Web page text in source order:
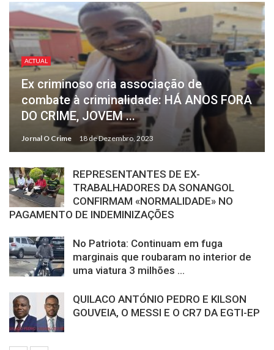
ACTUAL
Ex criminoso cria associação de
combate à criminalidade: HÁ ANOS FORA
DO CRIME, JOVEM ...
Jornal O Crime 18 de Dezembro, 2023
REPRESENTANTES DE EX-
TRABALHADORES DA SONANGOL
CONFIRMAM «NORMALIDADE» NO
PAGAMENTO DE INDEMINIZAÇÕES
No Patriota: Continuam em fuga
marginais que roubaram no interior de
uma viatura 3 milhões ...
QUILACO ANTÓNIO PEDRO E KILSON
GOUVEIA, O MESSI E O CR7 DA EGTI-EP